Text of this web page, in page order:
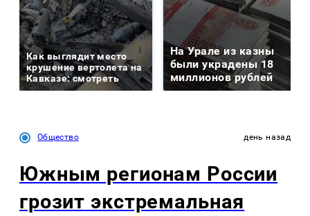
Как выглядит место
крушение вертолета на
Кавказе: смотреть
На Урале из казны
были украдены 18
миллионов рублей
Общество день назад
Южным регионам России
грозит экстремальная